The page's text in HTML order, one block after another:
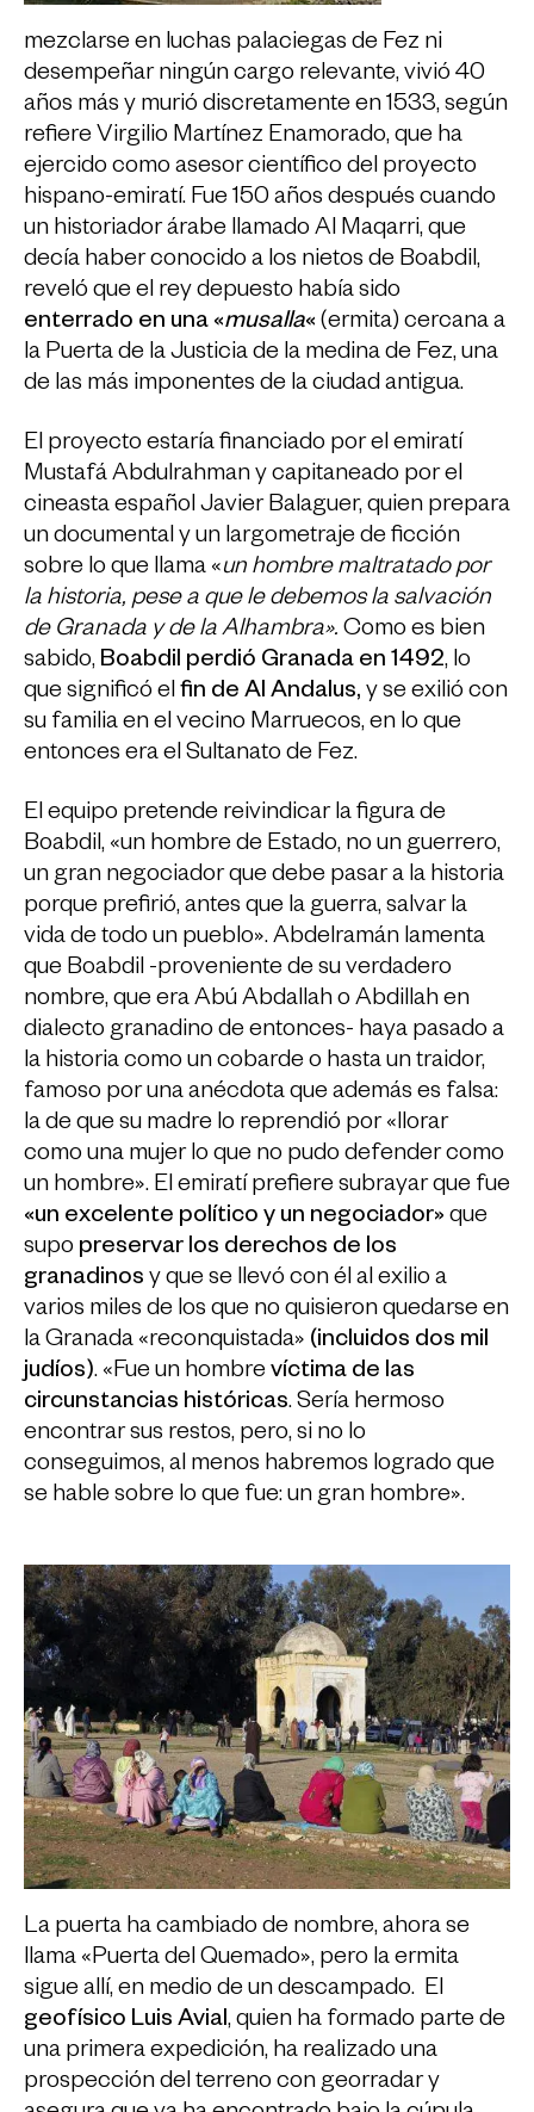
mezclarse en luchas palaciegas de Fez ni
desempeñar ningún cargo relevante, vivió 40
años más y murió discretamente en 1533, según
refiere Virgilio Martínez Enamorado, que ha
ejercido como asesor científico del proyecto
hispano-emiratí. Fue 150 años después cuando
un historiador árabe llamado Al Maqarri, que
decía haber conocido a los nietos de Boabdil,
reveló que el rey depuesto había sido
enterrado en una «musalla« (ermita) cercana a
la Puerta de la Justicia de la medina de Fez, una
de las más imponentes de la ciudad antigua.
El proyecto estaría financiado por el emiratí
Mustafá Abdulrahman y capitaneado por el
cineasta español Javier Balaguer, quien prepara
un documental y un largometraje de ficción
sobre lo que llama «un hombre maltratado por
la historia, pese a que le debemos la salvación
de Granada y de la Alhambra». Como es bien
sabido, Boabdil perdió Granada en 1492, lo
que significó elfin de Al Andalus, y se exilió con
su familia en el vecino Marruecos, en lo que
entonces era el Sultanato de Fez.
El equipo pretende reivindicar la figura de
Boabdil, «un hombre de Estado, no un guerrero,
un gran negociador que debe pasar a la historia
porque prefirió, antes que la guerra, salvar la
vida de todo un pueblo». Abdelramán lamenta
que Boabdil -proveniente de su verdadero
nombre, que era Abú Abdallah o Abdillah en
dialecto granadino de entonces- haya pasado a
la historia como un cobarde o hasta un traidor,
famoso por una anécdota que además es falsa:
la de que su madre lo reprendió por «llorar
como una mujer lo que no pudo defender como
un hombre». El emiratí prefiere subrayar que fue
«un excelente político y un negociador» que
supo preservar los derechos de los
granadinos y que se llevó con él al exilio a
varios miles de los que no quisieron quedarse en
la Granada «reconquistada» (incluidos dos mil
judíos). «Fue un hombrevíctima de las
circunstancias históricas. Sería hermoso
encontrar sus restos, pero, si no lo
conseguimos, al menos habremos logrado que
se hable sobre lo que fue: un gran hombre».
La puerta ha cambiado de nombre, ahora se
llama «Puerta del Quemado», pero la ermita
sigue allí, en medio de un descampado. El
geofísico Luis Avial, quien ha formado parte de
una primera expedición, ha realizado una
prospección del terreno con georradar y